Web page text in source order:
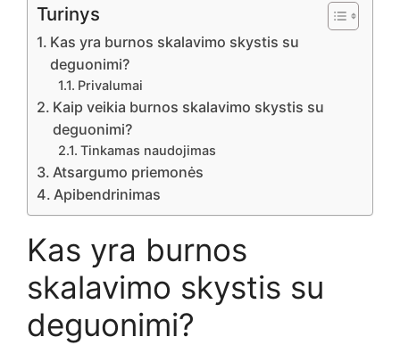
Turinys
Kas yra burnos skalavimo skystis su
deguonimi?
Privalumai
Kaip veikia burnos skalavimo skystis su
deguonimi?
Tinkamas naudojimas
Atsargumo priemonės
Apibendrinimas
Kas yra burnos
skalavimo skystis su
deguonimi?